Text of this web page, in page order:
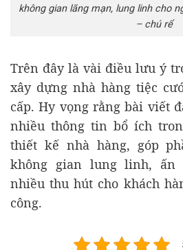
không gian lãng mạn, lung linh cho
– chú rể
Trên đây là vài điều lưu ý
xây dựng nhà hàng tiệc
cấp. Hy vọng rằng bài viết
nhiều thông tin bổ ích
thiết kế nhà hàng, góp
không gian lung linh, ấn
nhiều thu hút cho khách
công.